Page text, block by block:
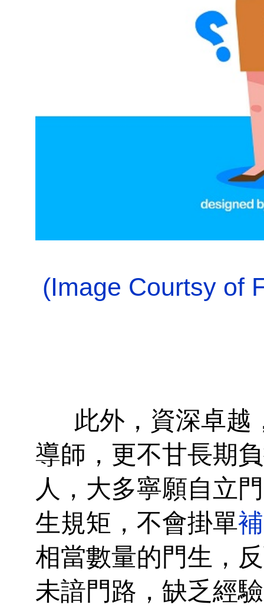
(Image Courtsy of
此外，資深卓越
導師，更不甘長期
人，大多寧願自立
生規矩，不會掛單
相當數量的門生，
未諳門路，缺乏經